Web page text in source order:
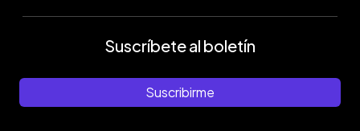
Suscríbete al boletín
Suscribirme